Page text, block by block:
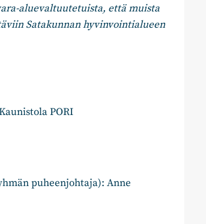
aluevaltuutetuista, että muista
Satakunnan hyvinvointialueen
PORI
puheenjohtaja): Anne